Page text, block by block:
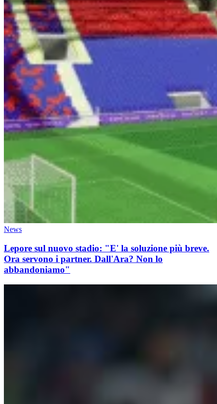
News
Lepore sul nuovo stadio: "E' la soluzione più breve.
Ora servono i partner. Dall'Ara? Non lo
abbandoniamo"